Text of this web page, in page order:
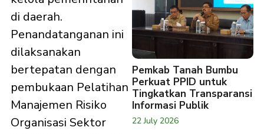
di daerah.
Penandatanganan ini
dilaksanakan
bertepatan dengan
pembukaan Pelatihan
Manajemen Risiko
Organisasi Sektor
Pemkab Tanah Bumbu
Perkuat PPID untuk
Tingkatkan Transparansi
Informasi Publik
22 July 2026